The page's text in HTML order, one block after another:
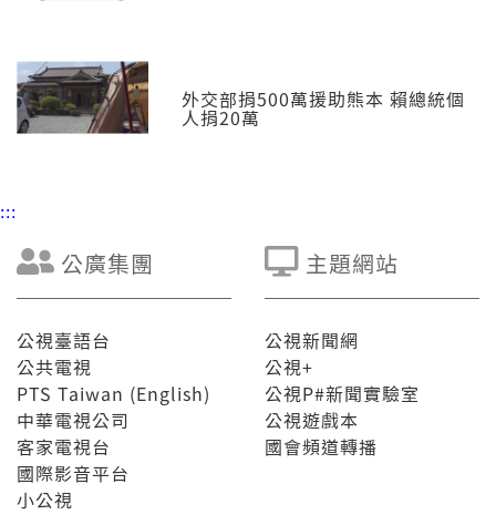
外交部捐500萬援助熊本 賴總統個
人捐20萬
:::
公廣集團
公視臺語台
公共電視
PTS Taiwan (English)
中華電視公司
客家電視台
國際影音平台
小公視
主題網站
公視新聞網
公視+
公視P#新聞實驗室
公視遊戲本
國會頻道轉播